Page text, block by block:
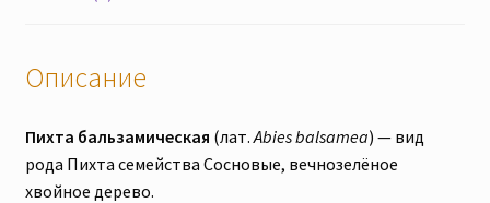
обл.
Описание
Пихта бальзамическая (лат.Abies balsamea) — вид
рода Пихта семейства Сосновые, вечнозелёное
хвойное дерево.